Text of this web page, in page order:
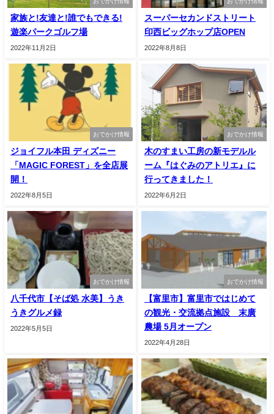
家族と!友達と!誰でもできる!
遊楽パークゴルフ場
2022年11月2日
スーパーセカンドストリート
印西ビッグホップ店OPEN
2022年8月8日
おでかけ情報
ジョイフル本田 ディズニー
「MAGIC FOREST」を全店展
開！
2022年8月5日
おでかけ情報
木のすまい工房の新モデルル
ーム『はぐみのアトリエ』に
行ってきました！
2022年6月2日
おでかけ情報
八千代市【そば処 水美】うき
うきグルメ録
2022年5月5日
おでかけ情報
【富里市】富里市ではじめて
の観光・交流拠点施設 末廣
農場 5月オープン
2022年4月28日